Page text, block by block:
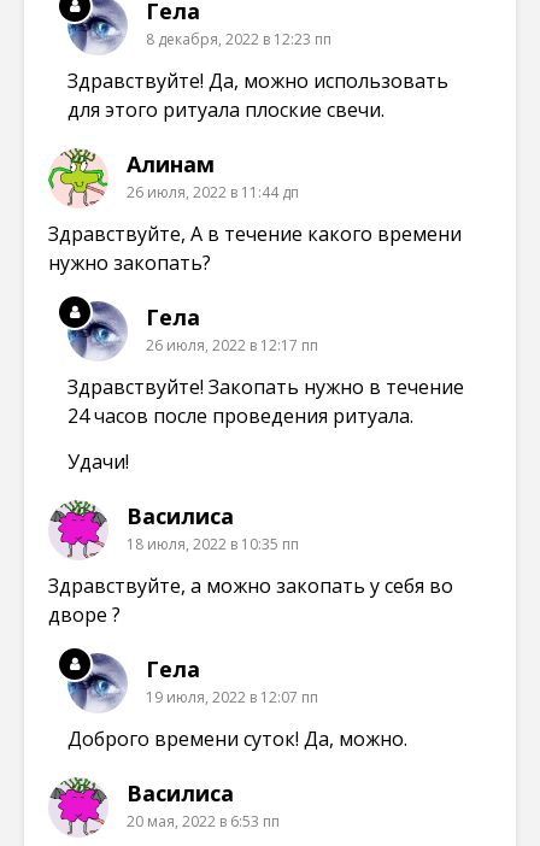
Гела
8 декабря, 2022 в 12:23 пп
Здравствуйте! Да, можно использовать
для этого ритуала плоские свечи.
Алинам
26 июля, 2022 в 11:44 дп
Здравствуйте, А в течение какого времени
нужно закопать?
Гела
26 июля, 2022 в 12:17 пп
Здравствуйте! Закопать нужно в течение
24 часов после проведения ритуала.
Удачи!
Василиса
18 июля, 2022 в 10:35 пп
Здравствуйте, а можно закопать у себя во
дворе ?
Гела
19 июля, 2022 в 12:07 пп
Доброго времени суток! Да, можно.
Василиса
20 мая, 2022 в 6:53 пп